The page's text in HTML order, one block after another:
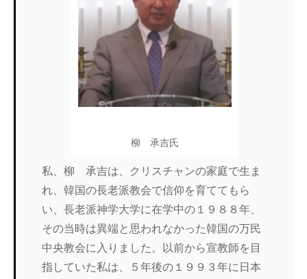
柳 承吉氏
私、柳 承吉は、クリスチャンの家庭で生ま
れ、韓国の長老派教会で信仰を育ててもら
い、長老派神学大学に在学中の１９８８年、
その当時は異端と思われなかった韓国の万民
中央教会に入りました。以前から宣教師を目
指していた私は、５年後の１９９３年に日本